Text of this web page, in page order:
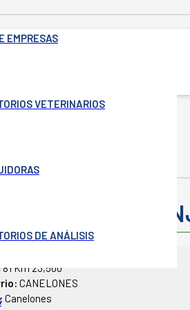
EMPRESAS
VETERINARIOS
DE ANÁLISIS
LA
Km 23,500
CANELONES
Canelones